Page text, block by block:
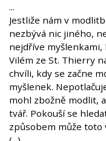
...
Jestliže nám v
nezbývá nic jiného,
nejdříve
Vilém ze St. Thierry
chvíli, kdy se začne
myšlenek.
mohl zbožně modlit,
tvář. Pokouší se
způsobem může